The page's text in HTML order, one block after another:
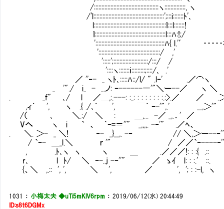
/:::::::::::::::::::::::::::::::::::::::::::ヽ::::::::::::::, ヽ
/'l:::::::::::::::::::::::::::::::::::::::::::::::';:::i:::::::ﾄ'､
l::::::::::::::::::::::::::::::::::::::::::::::::ｌ:::l:::::::!
ｌ:::::::::::::::::::::::::::::::::::::::::::::::l:::ﾊ:!;/
'::::::::::::::::::::::::::::::::::::::::::::::ﾊ{ l.'′ ・・・・・な
':::::::::::::::::::::::::::::::::::::::::/ ,'
':::::';:::::::::::::::::::::::/:::/ /
'::::ヽ:::::::ｉ:::::::::;::::/､ .'
／ ''‐- _ ヽﾄ､:::::ﾊ::/l/ " .lｰ' .／⌒ヽ
_ '"./ i_ - _.ノ: ｰ------一'"＼ー--／ ヽ ＼
. _f" ､/ l ／＿,:.---: :_: : : : : : : :.:>.／ ／ .
,ィ´ ', ヽ .{ ./､´ ', ￣｀ ｰ-'",.' __,＞
/（ ､ ＼.:/ ＼ : ＿,... -／ _,.．'
Vへ ヽ i ` 、 ｀ｰ=＝''" _,,,,. -‐'" .／ﾍ、 _,.
. ＼. ＞- _ ＼! ‐- _}__,. -‐ // ＼,＞ー--‐'"
/ `ｰ- ＿_l.＼ ｒ '" / ／／`ｰ----
, .ﾄ､ヽ ヽ ヽ ＿ .／／／!: :
r､ l ﾄ/ ＼ ｰ-..j -‐''" ／ ゝｲ l: : :.'
{、＼ ,.:: ', ', ＼ ', ／ ', '; : :-l,
1031 ： 小梅太夫 ◆uTi5mKlV6rpm ：2019/06/12(水) 20:44:49
ID:s8t6DGMx